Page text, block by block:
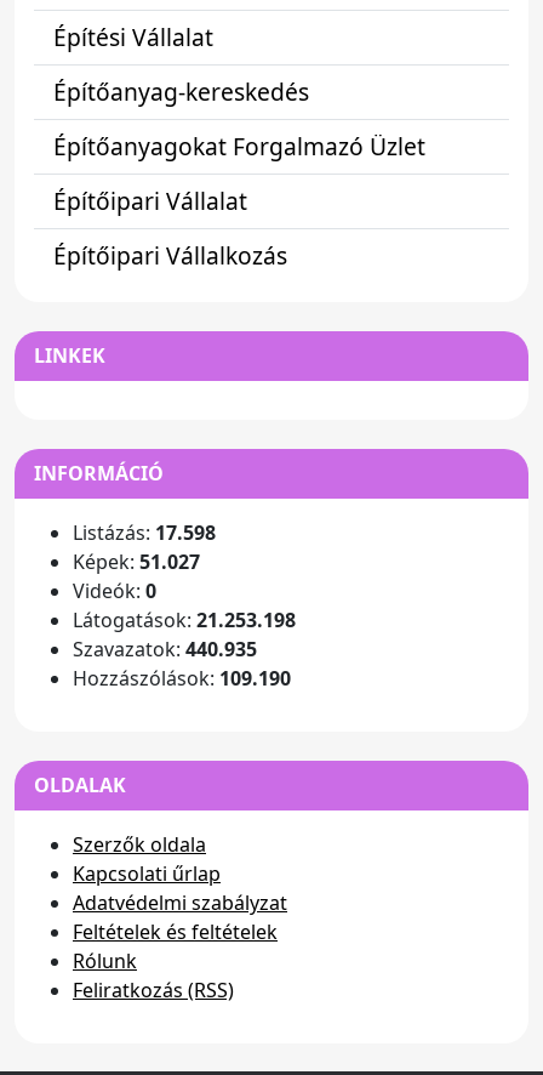
Építési Vállalat
Építőanyag-kereskedés
Építőanyagokat Forgalmazó Üzlet
Építőipari Vállalat
Építőipari Vállalkozás
LINKEK
INFORMÁCIÓ
Listázás: 17.598
Képek: 51.027
Videók: 0
Látogatások: 21.253.198
Szavazatok: 440.935
Hozzászólások: 109.190
OLDALAK
Szerzők oldala
Kapcsolati űrlap
Adatvédelmi szabályzat
Feltételek és feltételek
Rólunk
Feliratkozás (RSS)